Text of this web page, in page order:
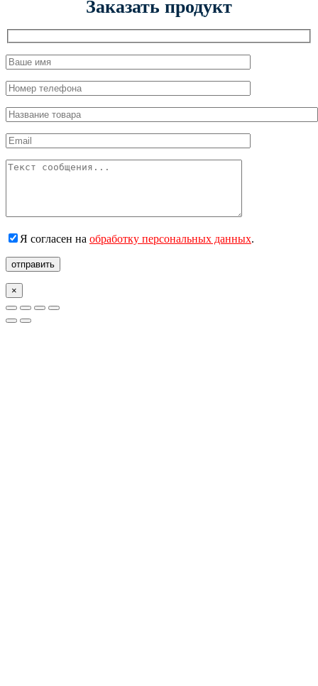
Заказать продукт
Я согласен на обработку персональных данных.
отправить
×